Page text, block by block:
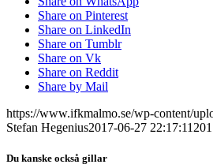
Share on Pinterest
Share on LinkedIn
Share on Tumblr
Share on Vk
Share on Reddit
Share by Mail
https://www.ifkmalmo.se/wp-content/
Stefan Hegenius2017-06-27 22:17:11
Du kanske också gillar